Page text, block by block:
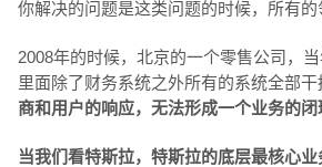
你解决的问题是这类问题的时候，所有
2008年的时候，北京的一个零售公司，
里面除了财务系统之外所有的系统全部
商和用户的响应，无法形成一个业务的闭
当我们看特斯拉，特斯拉的底层最核心